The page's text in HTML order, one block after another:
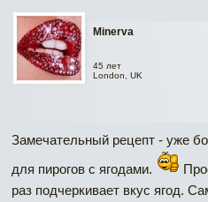
Minerva
45 лет
London, UK
Замечательный рецепт - уже
для пирогов с ягодами.
раз подчеркивает вкус ягод.